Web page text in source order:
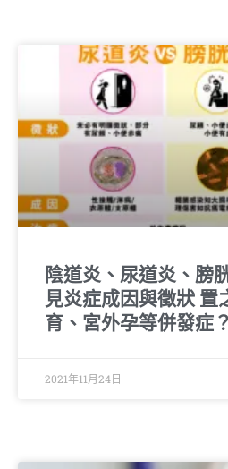
陰道炎、尿道炎、膀
見炎症成因與徵狀 置
育、宮外孕等併發症？
2021年11月24日